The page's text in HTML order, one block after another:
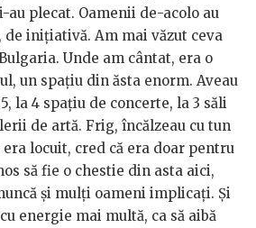
au plecat. Oamenii de-acolo au
iniţiativă. Am mai văzut ceva
Unde am cântat, era o
un spaţiu din ăsta enorm. Aveau
la 4 spaţiu de concerte, la 3 săli
de artă. Frig, încălzeau cu tun
era locuit, cred că era doar pentru
să fie o chestie din asta aici,
şi mulţi oameni implicaţi. Şi
energie mai multă, ca să aibă